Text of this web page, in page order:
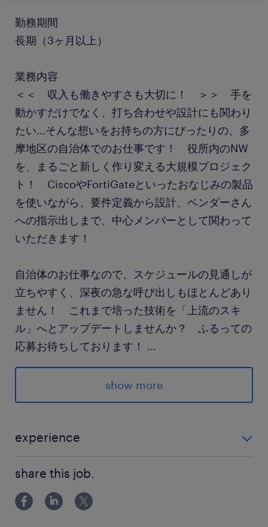
勤務期間
長期（3ヶ月以上）
業務内容
＜＜ 収入も働きやすさも大切に！ ＞＞ 手を
動かすだけでなく、打ち合わせや設計にも関わり
たい…そんな想いをお持ちの方にぴったりの、多
摩地区の自治体でのお仕事です！ 役所内のNW
を、まるごと新しく作り変える大規模プロジェク
ト！ CiscoやFortiGateといったおなじみの製品
を使いながら、要件定義から設計、ベンダーさん
への指示出しまで、中心メンバーとして関わって
いただきます！
自治体のお仕事なので、スケジュールの見通しが
立ちやすく、深夜の急な呼び出しもほとんどあり
ません！ これまで培った技術を「上流のスキ
ル」へとアップデートしませんか？ ふるっての
応募お待ちしております！ ...
＜＜初台＞＞
★在宅勤務
★エンジニア
最寄駅
show more
experience
ど構築経験
share this job.